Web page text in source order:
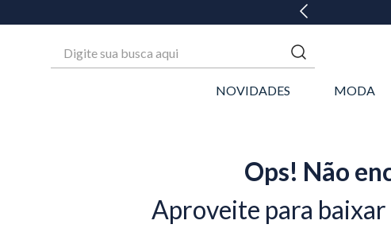
NOVIDADES MODA
Ops! Não
Aproveite para